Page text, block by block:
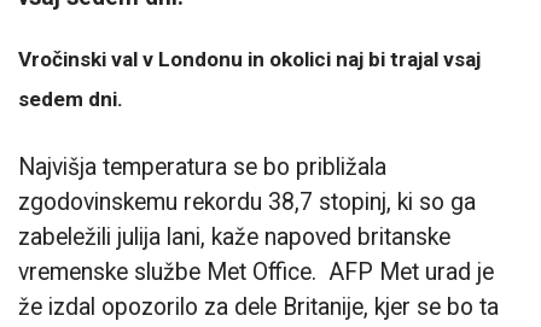
Vročinski val v Londonu in okolici naj bi trajal vsaj
sedem dni.
Najvišja temperatura se bo približala
zgodovinskemu rekordu 38,7 stopinj, ki so ga
zabeležili julija lani, kaže napoved britanske
vremenske službe Met Office. AFP Met urad je
že izdal opozorilo za dele Britanije, kjer se bo ta